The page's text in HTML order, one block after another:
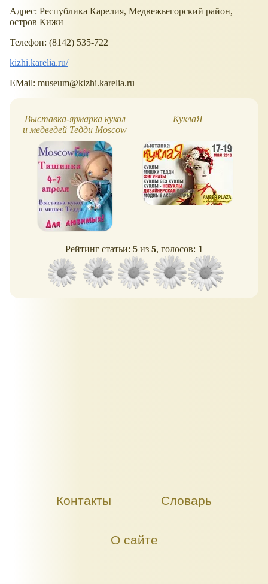
Адрес: Республика Карелия, Медвежьегорский район,
остров Кижи
Телефон: (8142) 535-722
kizhi.karelia.ru/
EMail: museum@kizhi.karelia.ru
Выставка-ярмарка кукол
и медведей Тедди Moscow
Fair 2013
КуклаЯ
Рейтинг статьи: 5 из 5, голосов: 1
Контакты Словарь
О сайте